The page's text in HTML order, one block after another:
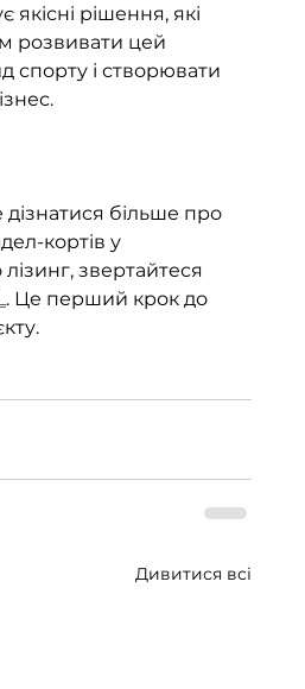
якісні рішення, які
розвивати цей
спорту і створювати
більше про
кортів у
звертайтеся
. Це перший крок до
Дивитися всі